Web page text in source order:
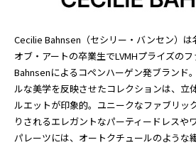
Cecilie Bahnsen（セシリー・バンセン）は
オブ・アートの卒業生でLVMHプライズの
Bahnsenによるコペンハーゲン発ブランド
ルな美学を反映させたコレクションは、立
ルエットが印象的。ユニークなファブリッ
りされるエレガントなパーティードレスや
パレーツには、オートクチュールのような